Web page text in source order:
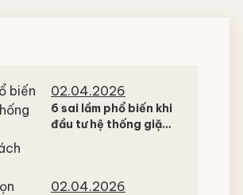
02.04.2026
6 sai lầm phổ biến khi
đầu tư hệ thống giặt
02.04.2026